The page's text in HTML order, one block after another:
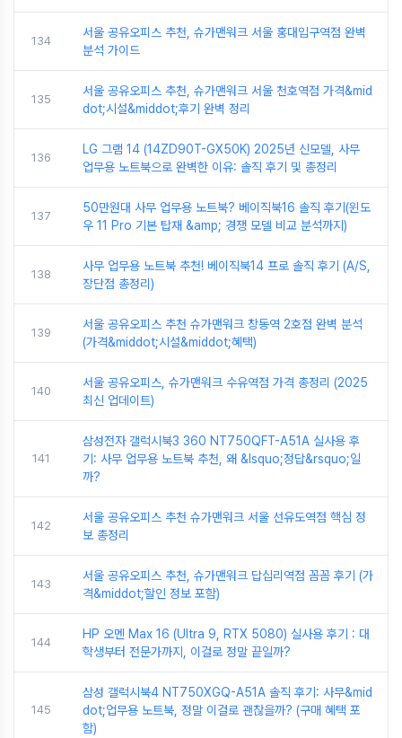
134
서울 공유오피스 추천, 슈가맨워크 서울 홍대입구역점 완벽
분석 가이드
135
서울 공유오피스 추천, 슈가맨워크 서울 천호역점 가격&mid
dot;시설&middot;후기 완벽 정리
136
LG 그램 14 (14ZD90T-GX50K) 2025년 신모델, 사무
업무용 노트북으로 완벽한 이유: 솔직 후기 및 총정리
137
50만원대 사무 업무용 노트북? 베이직북16 솔직 후기(윈도
우 11 Pro 기본 탑재 &amp; 경쟁 모델 비교 분석까지)
138
사무 업무용 노트북 추천! 베이직북14 프로 솔직 후기 (A/S,
장단점 총정리)
139
서울 공유오피스 추천 슈가맨워크 창동역 2호점 완벽 분석
(가격&middot;시설&middot;혜택)
140
서울 공유오피스, 슈가맨워크 수유역점 가격 총정리 (2025
최신 업데이트)
141
삼성전자 갤럭시북3 360 NT750QFT-A51A 실사용 후
기: 사무 업무용 노트북 추천, 왜 &lsquo;정답&rsquo;일
까?
142
서울 공유오피스 추천 슈가맨워크 서울 선유도역점 핵심 정
보 총정리
143
서울 공유오피스 추천, 슈가맨워크 답십리역점 꼼꼼 후기 (가
격&middot;할인 정보 포함)
144
HP 오멘 Max 16 (Ultra 9, RTX 5080) 실사용 후기 : 대
학생부터 전문가까지, 이걸로 정말 끝일까?
145
삼성 갤럭시북4 NT750XGQ-A51A 솔직 후기: 사무&mid
dot;업무용 노트북, 정말 이걸로 괜찮을까? (구매 혜택 포
함)